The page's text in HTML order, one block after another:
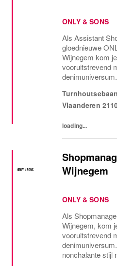
ONLY & SONS
Als Assistant
gloednieuwe
Wijnegem kom
vooruitstrevend
commercieel
worden erkend
Vlaanderen
loading...
Wijnegem
ONLY & SONS
Als
Wijnegem, kom
vooruitstrevend
nonchalante stijl